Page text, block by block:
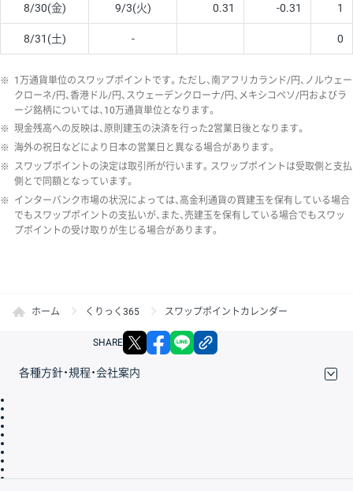
8/30(金) 9/3(火) 0.31 -0.31 1
8/31(土) - 0
※ 1万通貨単位のスワップポイントです。ただし、南アフリカランド/円、ノルウェー
クローネ/円、香港ドル/円、スウェーデンクローナ/円、メキシコペソ/円およびラ
ージ銘柄については、10万通貨単位となります。
※ 現金残高への反映は、原則建玉の決済を行った2営業日後となります。
※ 海外の祝日などにより日本の営業日と異なる場合があります。
※ スワップポイントの決定は取引所が行います。スワップポイントは受取側と支払
側とで同額となっています。
※ インターバンク市場の状況によっては、高金利通貨の買建玉を保有している場合
でもスワップポイントの支払いが、また、売建玉を保有している場合でもスワッ
プポイントの受け取りが生じる場合があります。
ホーム くりっく365 スワップポイントカレンダー
SHARE X facebook
各種方針・規程・会社案内
会社案内